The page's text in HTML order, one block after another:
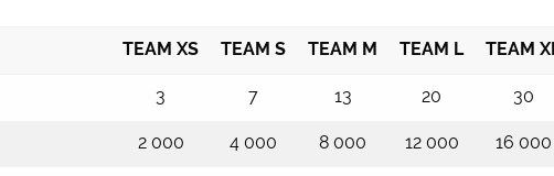
TEAM XS TEAM S TEAM M TEAM L TEAM
3 7 13 20 30
2 000 4 000 8 000 12 000 16 000